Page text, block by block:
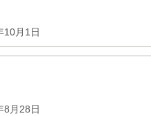
10月1日
8月28日